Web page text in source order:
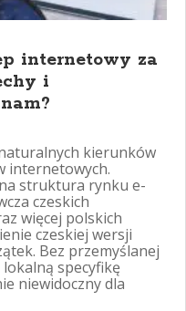
internetowy za
i
kierunków
internetowych.
struktura rynku e-
czeskich
więcej polskich
czeskiej wersji
Bez przemyślanej
specyfikę
niewidoczny dla